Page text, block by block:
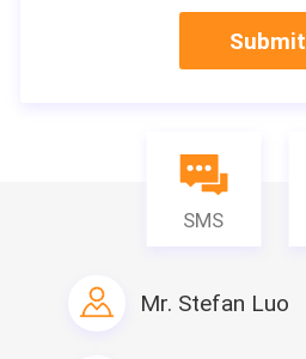
28Threshold
29Special-vormig
Submit
SMS
Mr. Stefan Luo